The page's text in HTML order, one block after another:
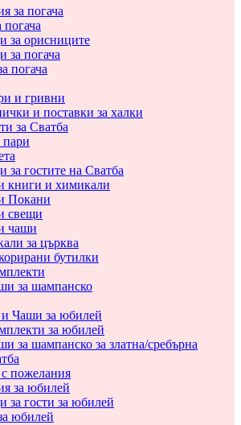
за погача
за орисниците
за погача
погача
и гривни
и поставки за халки
за Сватба
пари
за гостите на Сватба
книги и химикали
Покани
свещи
чаши
за църква
бутилки
за шампанско
Чаши за юбилей
за юбилей
за шампанско за златна/сребърна
пожелания
за юбилей
за гости за юбилей
юбилей